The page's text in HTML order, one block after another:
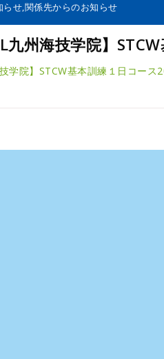
らせ,関係先からのお知らせ
九州海技学院】
学院】STCW基本訓練１日コース